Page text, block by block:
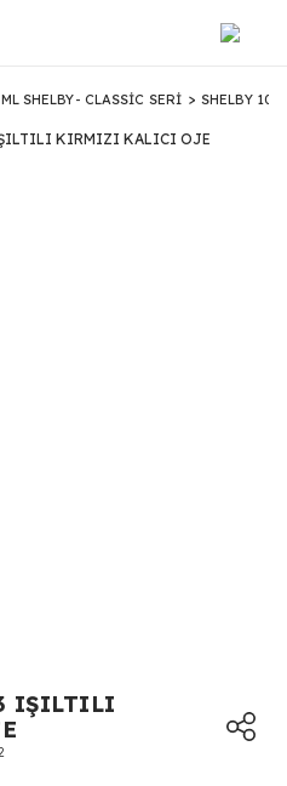
SHELBY- CLASSİC SERİ SHELBY 10
IŞILTILI